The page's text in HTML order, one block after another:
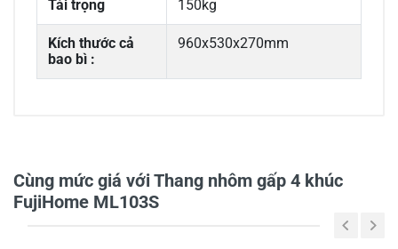
Tải trọng 150kg
Kích thước cả
bao bì :
960x530x270mm
Cùng mức giá với Thang nhôm gấp 4 khúc
FujiHome ML103S